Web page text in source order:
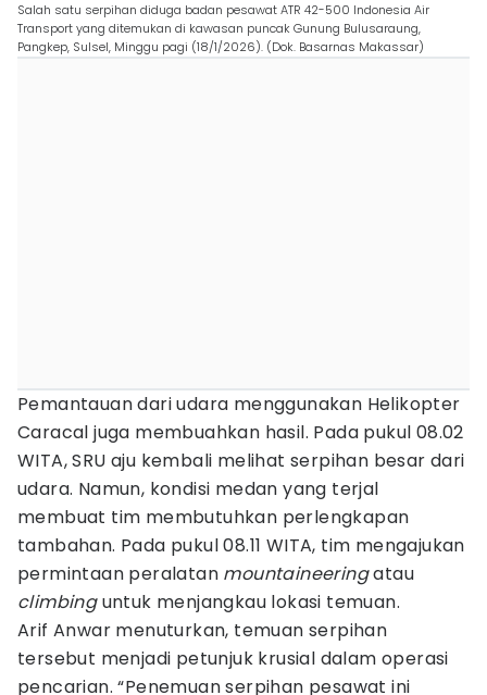
Salah satu serpihan diduga badan pesawat ATR 42-500 Indonesia Air
Transport yang ditemukan di kawasan puncak Gunung Bulusaraung,
Pangkep, Sulsel, Minggu pagi (18/1/2026). (Dok. Basarnas Makassar)
Pemantauan dari udara menggunakan Helikopter
Caracal juga membuahkan hasil. Pada pukul 08.02
WITA, SRU aju kembali melihat serpihan besar dari
udara. Namun, kondisi medan yang terjal
membuat tim membutuhkan perlengkapan
tambahan. Pada pukul 08.11 WITA, tim mengajukan
permintaan peralatan mountaineeringatau
climbinguntuk menjangkau lokasi temuan.
Arif Anwar menuturkan, temuan serpihan
tersebut menjadi petunjuk krusial dalam operasi
pencarian. “Penemuan serpihan pesawat ini